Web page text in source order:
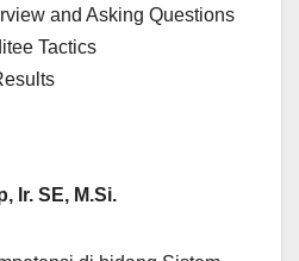
and Asking Questions
Tactics
Ir. SE, M.Si.